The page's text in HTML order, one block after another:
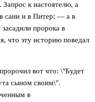
к настоятелю, а
сани и в Питер; — а в
пророка в
что эту историю поведал
вот что: \"Будет
сыном своим\".
в